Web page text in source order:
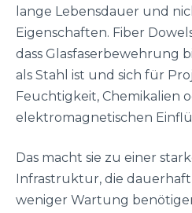
lange Lebensdauer und
Eigenschaften. Fiber
dass Glasfaserbewehrung
als Stahl ist und sich für
Feuchtigkeit, Chemikalien
elektromagnetischen
Das macht sie zu einer
Infrastruktur, die
weniger Wartung